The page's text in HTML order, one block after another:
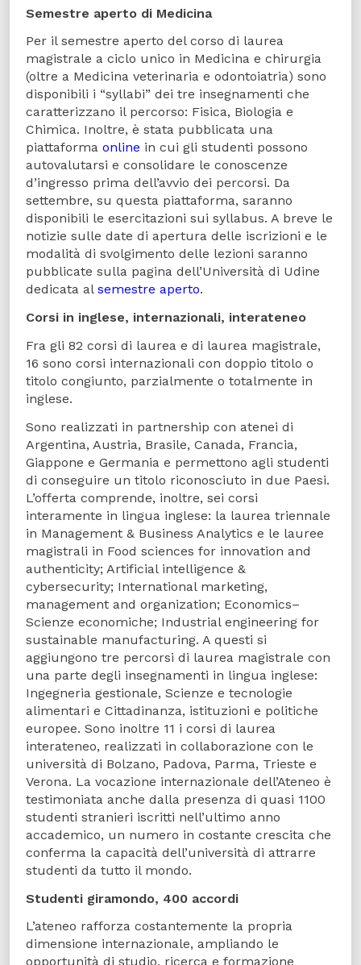
Semestre aperto di Medicina
Per il semestre aperto del corso di laurea
magistrale a ciclo unico in Medicina e chirurgia
(oltre a Medicina veterinaria e odontoiatria) sono
disponibili i “syllabi” dei tre insegnamenti che
caratterizzano il percorso: Fisica, Biologia e
Chimica. Inoltre, è stata pubblicata una
piattaforma online in cui gli studenti possono
autovalutarsi e consolidare le conoscenze
d’ingresso prima dell’avvio dei percorsi. Da
settembre, su questa piattaforma, saranno
disponibili le esercitazioni sui syllabus. A breve le
notizie sulle date di apertura delle iscrizioni e le
modalità di svolgimento delle lezioni saranno
pubblicate sulla pagina dell’Università di Udine
dedicata al semestre aperto.
Corsi in inglese, internazionali, interateneo
Fra gli 82 corsi di laurea e di laurea magistrale,
16 sono corsi internazionali con doppio titolo o
titolo congiunto, parzialmente o totalmente in
inglese.
Sono realizzati in partnership con atenei di
Argentina, Austria, Brasile, Canada, Francia,
Giappone e Germania e permettono agli studenti
di conseguire un titolo riconosciuto in due Paesi.
L’offerta comprende, inoltre, sei corsi
interamente in lingua inglese: la laurea triennale
in Management & Business Analytics e le lauree
magistrali in Food sciences for innovation and
authenticity; Artificial intelligence &
cybersecurity; International marketing,
management and organization; Economics–
Scienze economiche; Industrial engineering for
sustainable manufacturing. A questi si
aggiungono tre percorsi di laurea magistrale con
una parte degli insegnamenti in lingua inglese:
Ingegneria gestionale, Scienze e tecnologie
alimentari e Cittadinanza, istituzioni e politiche
europee. Sono inoltre 11 i corsi di laurea
interateneo, realizzati in collaborazione con le
università di Bolzano, Padova, Parma, Trieste e
Verona. La vocazione internazionale dell’Ateneo è
testimoniata anche dalla presenza di quasi 1100
studenti stranieri iscritti nell’ultimo anno
accademico, un numero in costante crescita che
conferma la capacità dell’università di attrarre
studenti da tutto il mondo.
Studenti giramondo, 400 accordi
L’ateneo rafforza costantemente la propria
dimensione internazionale, ampliando le
opportunità di studio, ricerca e formazione